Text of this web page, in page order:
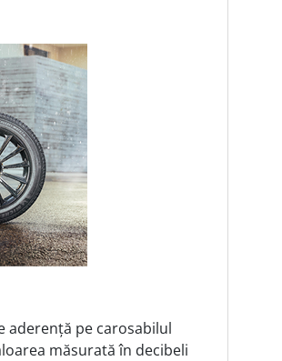
aderență pe carosabilul
măsurată în decibeli